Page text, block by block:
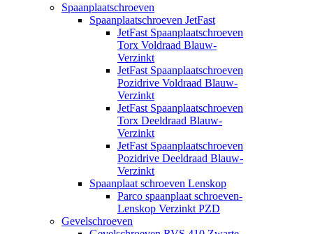
Spaanplaatschroeven
Spaanplaatschroeven JetFast
JetFast Spaanplaatschroeven
Torx Voldraad Blauw-
Verzinkt
JetFast Spaanplaatschroeven
Pozidrive Voldraad Blauw-
Verzinkt
JetFast Spaanplaatschroeven
Torx Deeldraad Blauw-
Verzinkt
JetFast Spaanplaatschroeven
Pozidrive Deeldraad Blauw-
Verzinkt
Spaanplaat schroeven Lenskop
Parco spaanplaat schroeven-
Lenskop Verzinkt PZD
Gevelschroeven